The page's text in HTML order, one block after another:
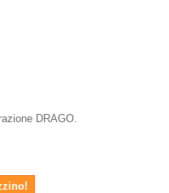
DRAGO.